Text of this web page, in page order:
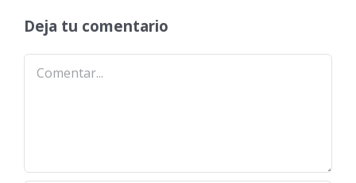
Deja tu comentario
Comentar